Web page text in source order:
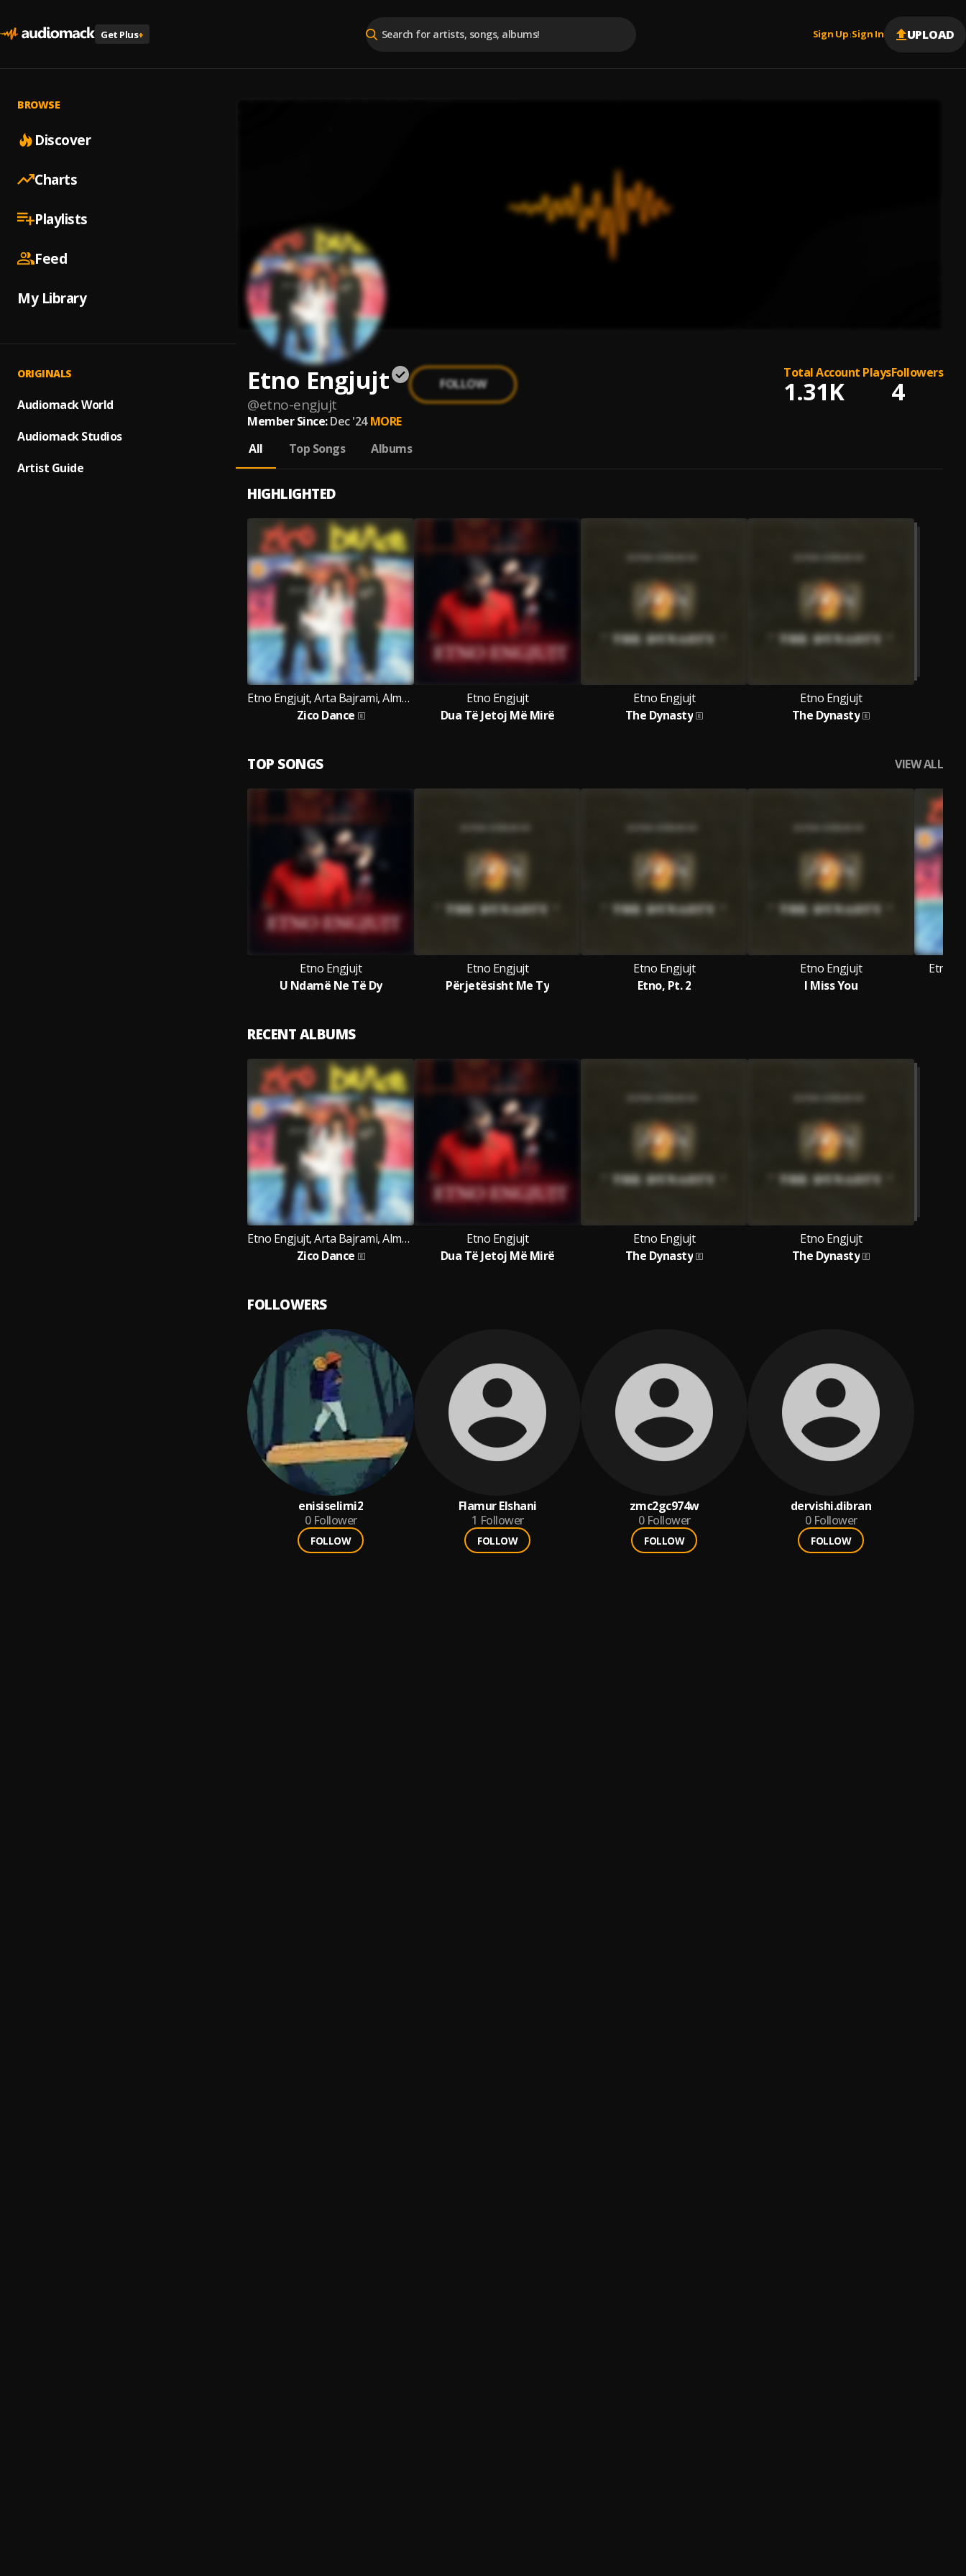
Get Plus+ Sign Up |Sign In UPLOAD
BROWSE
Discover
Charts
Playlists
Feed
My Library
ORIGINALS
Audiomack World
Audiomack Studios
Artist Guide
Etno Engjujt
@etno-engjujt
FOLLOW
Total Account Plays
1.31K
Followers
4
Member Since: Dec '24 MORE
All
Top Songs Albums
HIGHLIGHTED
Etno Engjujt, Arta Bajrami, Alma Bektashi & Benet Kaçi
Zico Dance
Etno Engjujt
Dua Të Jetoj Më Mirë
Etno Engjujt
The Dynasty
Etno Engjujt
The Dynasty
TOP SONGS VIEW ALL
Etno Engjujt
U Ndamë Ne Të Dy
Etno Engjujt
Përjetësisht Me Ty
Etno Engjujt
Etno, Pt. 2
Etno Engjujt
I Miss You
Etno
RECENT ALBUMS
Etno Engjujt, Arta Bajrami, Alma Bektashi & Benet Kaçi
Zico Dance
Etno Engjujt
Dua Të Jetoj Më Mirë
Etno Engjujt
The Dynasty
Etno Engjujt
The Dynasty
FOLLOWERS
enisiselimi2
0 Follower
FOLLOW
Flamur Elshani
1 Follower
FOLLOW
zmc2gc974w
0 Follower
FOLLOW
dervishi.dibran
0 Follower
FOLLOW